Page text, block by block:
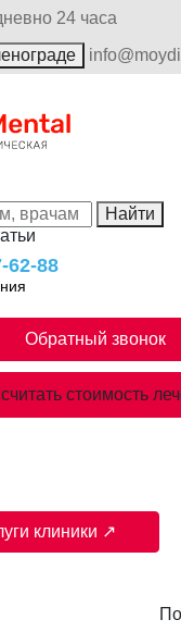
24 часа
Найти
62-88
Обратный звонок
стоимость
клиники ↗